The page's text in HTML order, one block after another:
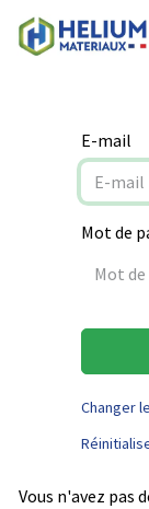
E-mail
Mot de
Changer
Vous n'avez pas